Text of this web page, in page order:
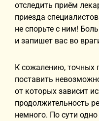
отследить приём
приезда
не спорьте с ним!
и запишет вас во
К сожалению, точных
поставить
от которых зависит
продолжительность
немного. По сути